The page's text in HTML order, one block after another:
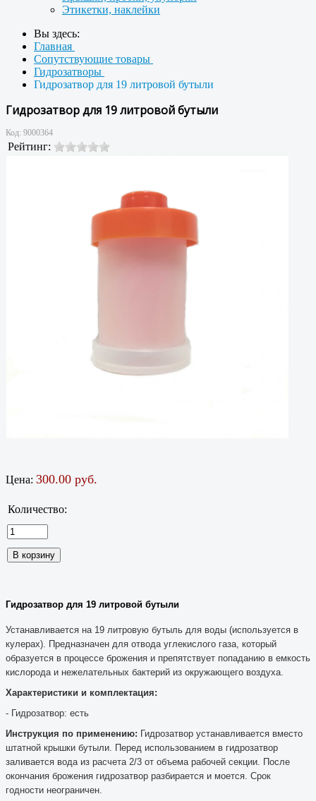
Этикетки, наклейки
Вы здесь:
Главная
Сопутствующие товары
Гидрозатворы
Гидрозатвор для 19 литровой бутыли
Гидрозатвор для 19 литровой бутыли
Код: 9000364
Рейтинг:
Цена: 300.00 руб.
Количество:
Гидрозатвор для 19 литровой бутыли
Устанавливается на 19 литровую бутыль для воды (используется в
кулерах). Предназначен для отвода углекислого газа, который
образуется в процессе брожения и препятствует попаданию в емкость
кислорода и нежелательных бактерий из окружающего воздуха.
Характеристики и комплектация:
- Гидрозатвор: есть
Инструкция по применению: Гидрозатвор устанавливается вместо
штатной крышки бутыли. Перед использованием в гидрозатвор
заливается вода из расчета 2/3 от объема рабочей секции. После
окончания брожения гидрозатвор разбирается и моется. Срок
годности неограничен.